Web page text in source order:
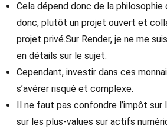
Cela dépend donc de la philosophie
donc, plutôt un projet ouvert et
projet privé.Sur Render, je ne me
en détails sur le sujet.
Cependant, investir dans ces
s’avérer risqué et complexe.
Il ne faut pas confondre l’impôt
sur les plus-values sur actifs